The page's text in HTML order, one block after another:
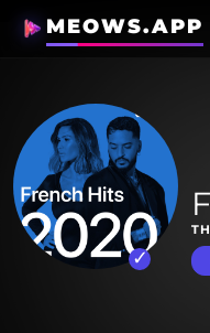
MEOWS.APP